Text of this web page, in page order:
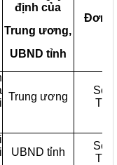
định của
Trung ương,
UBND tỉnh
Đơn
Trung ương
Sở
UBND tỉnh
Sở